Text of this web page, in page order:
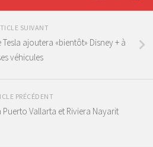
SUIVANT
ajoutera «bientôt» Disney + à
véhicules
PRÉCÉDENT
Vallarta et Riviera Nayarit